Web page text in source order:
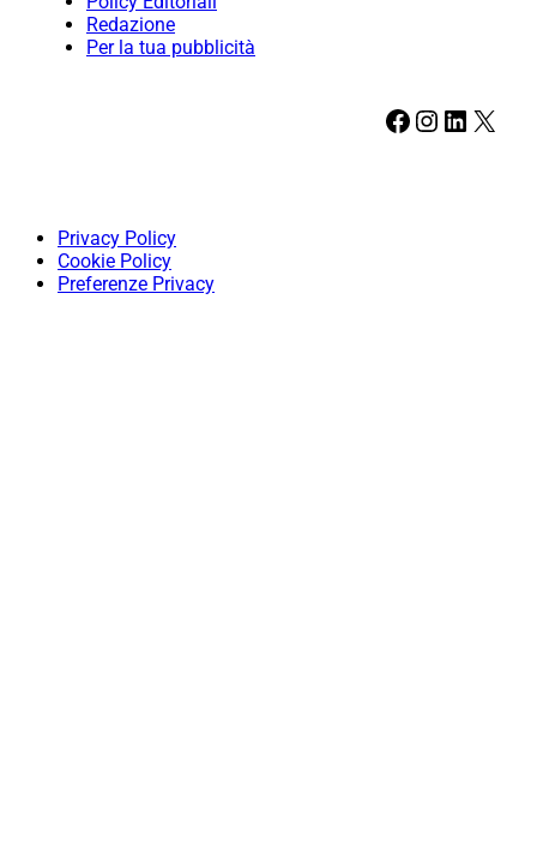
Redazione
Per la tua pubblicità
Facebook Instagram LinkedIn X
Privacy Policy
Cookie Policy
Preferenze Privacy